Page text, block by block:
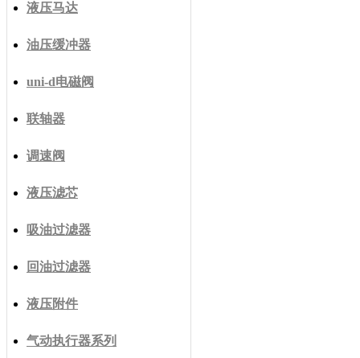
液压马达
油压缓冲器
uni-d电磁阀
联轴器
调速阀
液压滤芯
吸油过滤器
回油过滤器
液压附件
气动执行器系列